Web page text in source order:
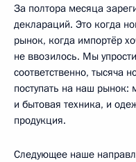
За полтора месяца
деклараций. Это когда
рынок, когда импортёр
не ввозилось. Мы
соответственно, тысяча
поступать на наш
и бытовая техника, и
продукция.
Следующее наше